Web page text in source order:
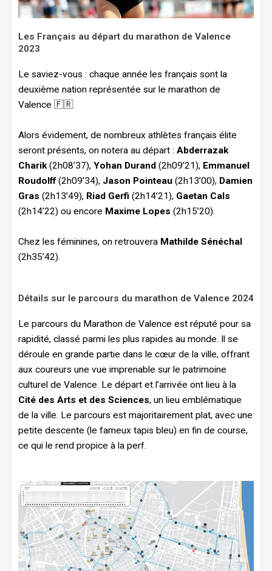
Les Français au départ du marathon de Valence
2023
Le saviez-vous : chaque année les français sont la
deuxième nation représentée sur le marathon de
Valence 🇫🇷
Alors évidement, de nombreux athlètes français élite
seront présents, on notera au départ : Abderrazak
Charik(2h08’37), Yohan Durand (2h09’21), Emmanuel
Roudolff (2h09’34), Jason Pointeau (2h13’00), Damien
Gras (2h13’49), Riad Gerfi (2h14’21), Gaetan Cals
(2h14’22) ou encore Maxime Lopes (2h15’20).
Chez les féminines, on retrouvera Mathilde Sénéchal
(2h35’42).
Détails sur le parcours du marathon de Valence 2024
Le parcours du Marathon de Valence est réputé pour sa
rapidité, classé parmi les plus rapides au monde. Il se
déroule en grande partie dans le cœur de la ville, offrant
aux coureurs une vue imprenable sur le patrimoine
culturel de Valence. Le départ et l’arrivée ont lieu à la
Cité des Arts et des Sciences, un lieu emblématique
de la ville. Le parcours est majoritairement plat, avec une
petite descente (le fameux tapis bleu) en fin de course,
ce qui le rend propice à la perf.